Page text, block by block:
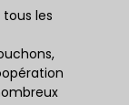
les